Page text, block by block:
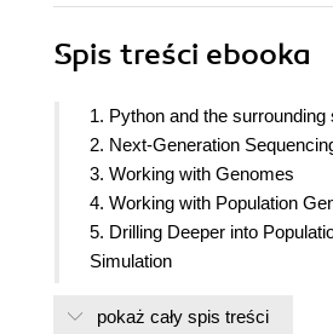
Spis treści ebooka
1. Python and the
2. Next-Generation
3. Working with Genomes
4. Working with Population
5. Drilling Deeper into
Simulation
7. Using the Protein Data Bank
pokaż cały spis treści